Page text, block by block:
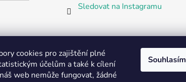
cookies pro zajištění plné
účelům a také k cílení
web nemůže fungovat, žádné
Souhlasím
Sledovat na Instagramu